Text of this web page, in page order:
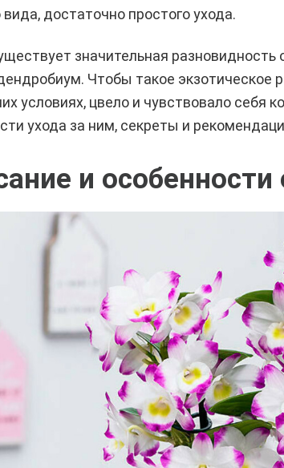
достаточно простого ухода.
значительная разновидность
Чтобы такое экзотическое
условиях, цвело и чувствовало себя
ухода за ним, секреты и
и особенности